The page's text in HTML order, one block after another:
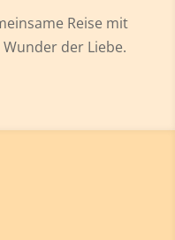
Reise mit
der Liebe.